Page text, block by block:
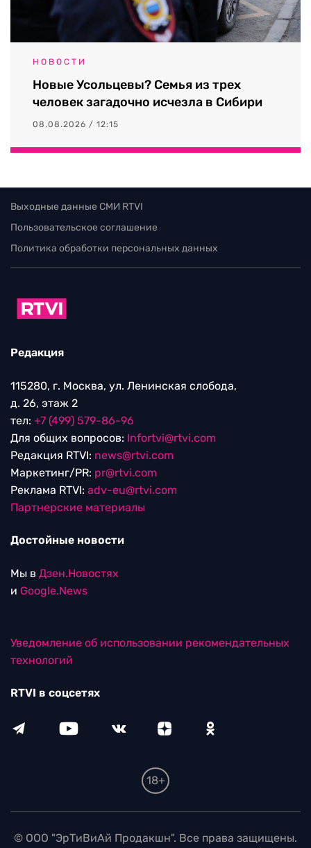
НОВОСТИ
Новые Усольцевы? Семья из трех
человек загадочно исчезла в Сибири
08.08.2026 / 12:15
Выходные данные СМИ RTVI
Пользовательское соглашение
Политика обработки персональных данных
Редакция
115280, г. Москва, ул. Ленинская слобода,
д. 26, этаж 2
тел: +7 (499) 579-86-96
Для общих вопросов: Infortvi@rtvi.com
Редакция RTVI: news@rtvi.com
Маркетинг/PR: pr@rtvi.com
Реклама RTVI: adv-eu@rtvi.com
Партнерские материалы
Достойные новости
Мы в Дзен.Новостях
и Google.News
Уведомление об использовании рекомендательных
технологий
RTVI в соцсетях
18+
© ООО "ЭрТиВиАй Продакшн". Все права защищены.